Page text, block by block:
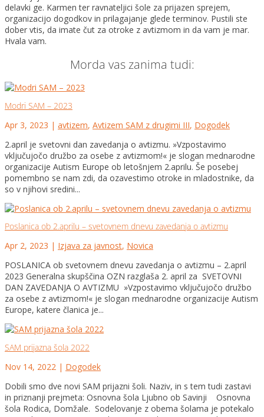
delavki ge. Karmen ter ravnateljici šole za prijazen sprejem,
organizacijo dogodkov in prilagajanje glede terminov. Pustili ste
dober vtis, da imate čut za otroke z avtizmom in da vam je mar.
Hvala vam.
Morda vas zanima tudi:
Modri SAM – 2023
Apr 3, 2023 | avtizem, Avtizem SAM z drugimi III, Dogodek
2.april je svetovni dan zavedanja o avtizmu. »Vzpostavimo
vključujočo družbo za osebe z avtizmom!« je slogan mednarodne
organizacije Autism Europe ob letošnjem 2.aprilu. Še posebej
pomembno se nam zdi, da ozavestimo otroke in mladostnike, da
so v njihovi sredini...
Poslanica ob 2.aprilu – svetovnem dnevu zavedanja o avtizmu
Apr 2, 2023 | Izjava za javnost, Novica
POSLANICA ob svetovnem dnevu zavedanja o avtizmu – 2.april
2023 Generalna skupščina OZN razglaša 2. april za SVETOVNI
DAN ZAVEDANJA O AVTIZMU »Vzpostavimo vključujočo družbo
za osebe z avtizmom!« je slogan mednarodne organizacije Autism
Europe, katere članica je...
SAM prijazna šola 2022
Nov 14, 2022 | Dogodek
Dobili smo dve novi SAM prijazni šoli. Naziv, in s tem tudi zastavi
in priznanji prejmeta: Osnovna šola Ljubno ob Savinji Osnovna
šola Rodica, Domžale. Sodelovanje z obema šolama je potekalo